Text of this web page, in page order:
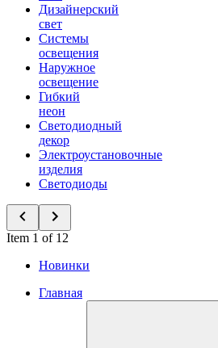
Дизайнерский
свет
Системы
освещения
Наружное
освещение
Гибкий
неон
Светодиодный
декор
Электроустановочные
изделия
Светодиоды
Item 1 of 12
Новинки
Главная